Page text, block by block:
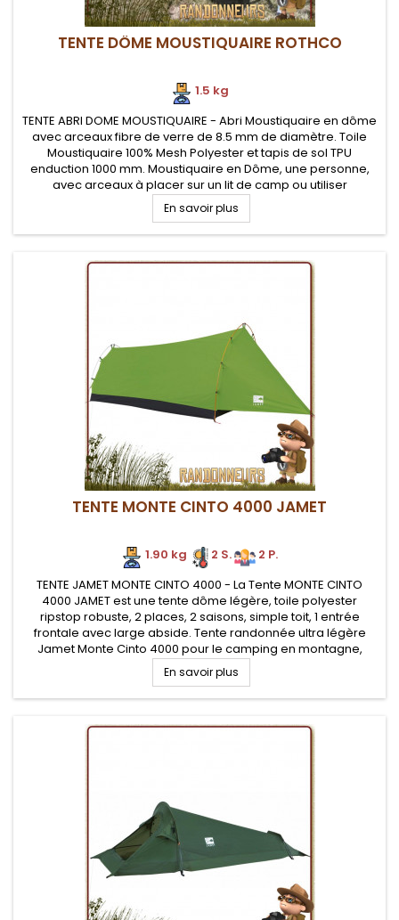
TENTE DÔME MOUSTIQUAIRE ROTHCO
1.5 kg
TENTE ABRI DOME MOUSTIQUAIRE - Abri Moustiquaire en dôme
avec arceaux fibre de verre de 8.5 mm de diamètre. Toile
Moustiquaire 100% Mesh Polyester et tapis de sol TPU
enduction 1000 mm. Moustiquaire en Dôme, une personne,
avec arceaux à placer sur un lit de camp ou utiliser
directement à même le sol
En savoir plus
TENTE MONTE CINTO 4000 JAMET
1.90 kg 2 S.
2 P.
TENTE JAMET MONTE CINTO 4000 - La Tente MONTE CINTO
4000 JAMET est une tente dôme légère, toile polyester
ripstop robuste, 2 places, 2 saisons, simple toit, 1 entrée
frontale avec large abside. Tente randonnée ultra légère
Jamet Monte Cinto 4000 pour le camping en montagne,
profilée en forme de tunnel pour une meilleure tenue au vent
En savoir plus